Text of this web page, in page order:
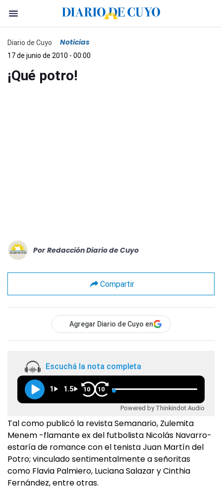
Diario de Cuyo Noticias
17 de junio de 2010 - 00:00
¡Qué potro!
Por Redacción Diario de Cuyo
Compartir
Agregar Diario de Cuyo en
Escuchá la nota completa
1 1.5 10 10
Powered by Thinkindot Audio
Tal como publicó la revista Semanario, Zulemita
Menem -flamante ex del futbolista Nicolás Navarro-
estaría de romance con el tenista Juan Martín del
Potro; vinculado sentimentalmente a señoritas
como Flavia Palmiero, Luciana Salazar y Cinthia
Fernández, entre otras.